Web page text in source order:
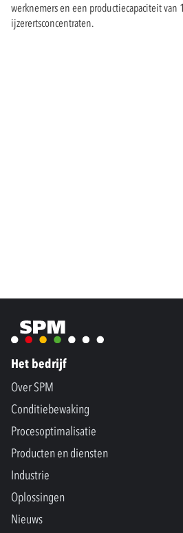
werknemers en een productiecapaciteit
ijzerertsconcentraten.
Het bedrijf
Over SPM
Conditiebewaking
Procesoptimalisatie
Producten en diensten
Industrie
Oplossingen
Nieuws